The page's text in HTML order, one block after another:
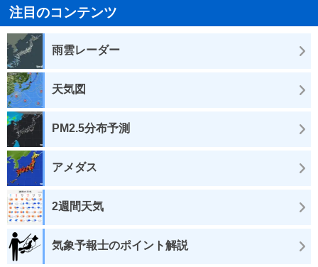
注目のコンテンツ
雨雲レーダー
天気図
PM2.5分布予測
アメダス
2週間天気
気象予報士のポイント解説